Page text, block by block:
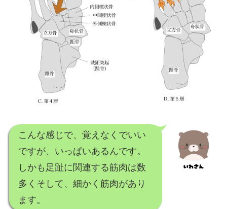
こんな感じで、覚えなくでいい
ですが、いっぱいあるんです。
しかも足趾に関連する筋肉は数
多くそして、細かく筋肉があり
ます。